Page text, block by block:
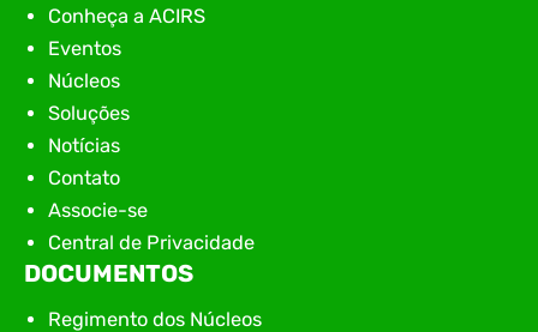
Conheça a ACIRS
Eventos
Núcleos
Soluções
Notícias
Contato
Associe-se
Central de Privacidade
DOCUMENTOS
Regimento dos Núcleos